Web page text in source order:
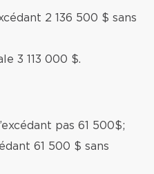
2 136 500 $ sans
3 113 000 $.
pas 61 500$;
61 500 $ sans